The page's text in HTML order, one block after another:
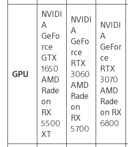
GPU
NVIDI
A
GeFo
rce
GTX
1650
AMD
Rade
on
RX
5500
XT
NVIDI
A
GeFo
rce
RTX
3060
AMD
Rade
on
RX
5700
NVIDI
A
GeFor
ce
RTX
3070
AMD
Rade
on RX
6800